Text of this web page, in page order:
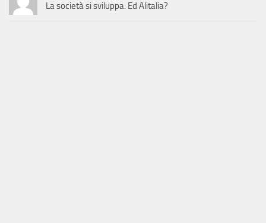
La società si sviluppa. Ed Alitalia?